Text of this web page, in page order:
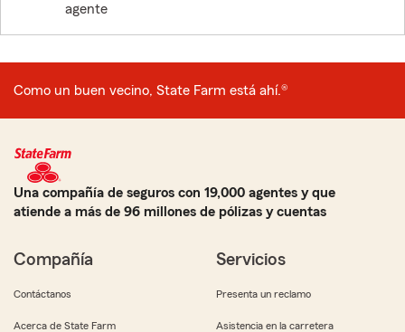
agente
Como un buen vecino, State Farm está ahí.®
Una compañía de seguros con 19,000 agentes y que
atiende a más de 96 millones de pólizas y cuentas
Compañía
Contáctanos
Acerca de State Farm
Servicios
Presenta un reclamo
Asistencia en la carretera